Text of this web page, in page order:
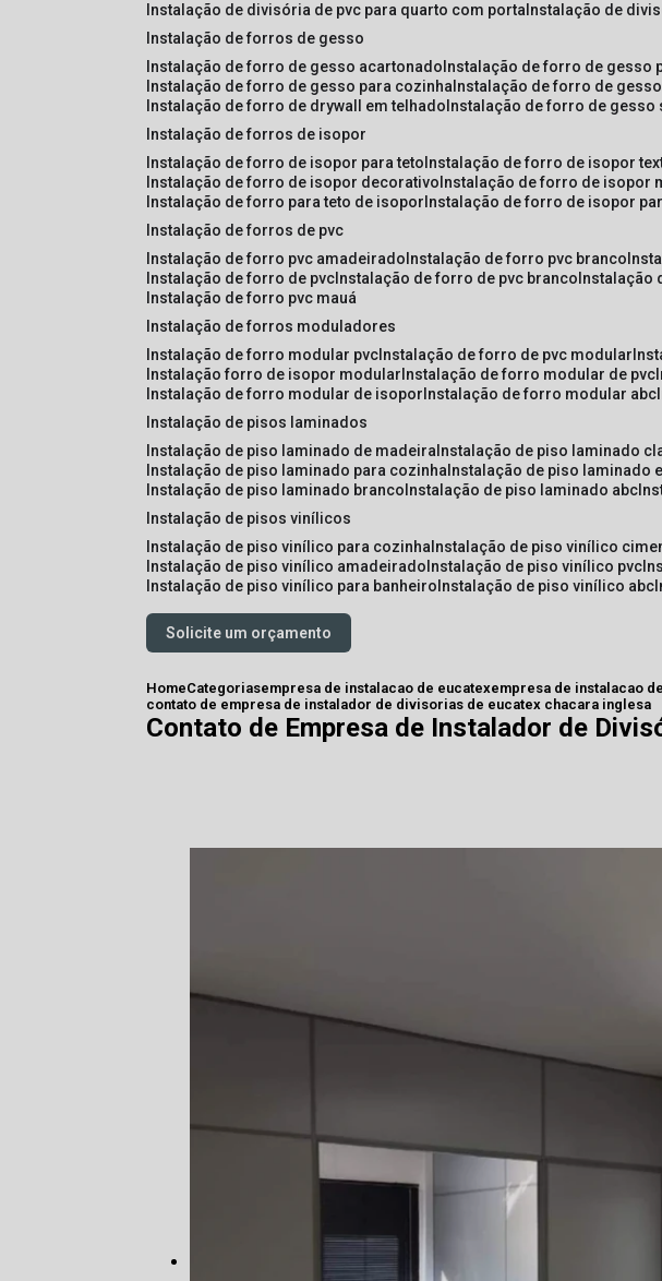
instalação de divisória de pvc para quarto com porta instalação de
instalação de forros de gesso
instalação de forro de gesso acartonado instalação de forro de gesso
instalação de forro de gesso para cozinha instalação de forro de gesso
instalação de forro de drywall em telhado instalação de forro de gesso
instalação de forros de isopor
instalação de forro de isopor para teto instalação de forro de isopor
instalação de forro de isopor decorativo instalação de forro de isopor
instalação de forro para teto de isopor instalação de forro de isopor
instalação de forros de pvc
instalação de forro pvc amadeirado instalação de forro pvc branco
instalação de forro de pvc instalação de forro de pvc branco instalação
instalação de forro pvc mauá
instalação de forros moduladores
instalação de forro modular pvc instalação de forro de pvc modular
instalação forro de isopor modular instalação de forro modular de pvc
instalação de forro modular de isopor instalação de forro modular abc
instalação de pisos laminados
instalação de piso laminado de madeira instalação de piso laminado
instalação de piso laminado para cozinha instalação de piso laminado
instalação de piso laminado branco instalação de piso laminado abc
instalação de pisos vinílicos
instalação de piso vinílico para cozinha instalação de piso vinílico
instalação de piso vinílico amadeirado instalação de piso vinílico pvc
instalação de piso vinílico para banheiro instalação de piso vinílico abc
Solicite um orçamento
HomeCategoriasempresa de instalacao de eucatexempresa de instalacao
contato de empresa de instalador de divisorias de eucatex chacara inglesa
Contato de Empresa de Instalador de